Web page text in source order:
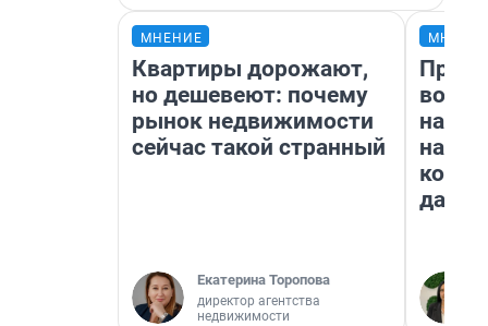
МНЕНИЕ
Квартиры дорожают,
но дешевеют: почему
рынок недвижимости
сейчас такой странный
Екатерина Торопова
директор агентства
недвижимости
нам
даже